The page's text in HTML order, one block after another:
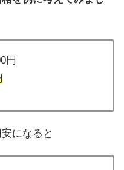
円
になると